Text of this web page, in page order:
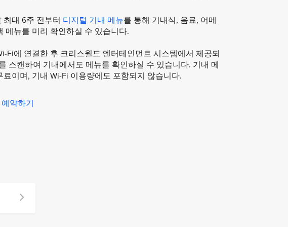
최대 6주 전부터 디지털 기내 메뉴를 통해 기내식, 음료, 어메
메뉴를 미리 확인하실 수 있습니다.
Fi에 연결한 후 크리스월드 엔터테인먼트 시스템에서 제공되
스캔하여 기내에서도 메뉴를 확인하실 수 있습니다. 기내 메
료이며, 기내 Wi-Fi 이용량에도 포함되지 않습니다.
약하기